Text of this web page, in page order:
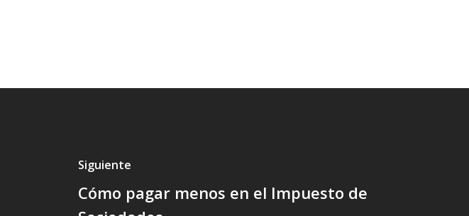
Siguiente
Cómo pagar menos en el Impuesto de